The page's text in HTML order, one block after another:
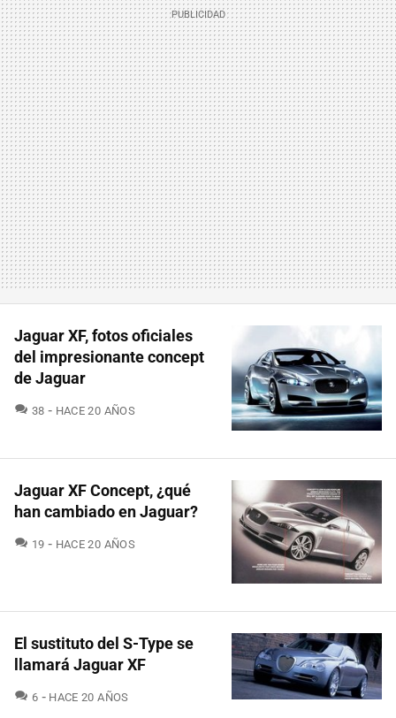
Jaguar XF, fotos oficiales
del impresionante concept
de Jaguar
38 COMENTARIOS
HACE 20 AÑOS
Jaguar XF Concept, ¿qué
han cambiado en Jaguar?
19 COMENTARIOS
HACE 20 AÑOS
El sustituto del S-Type se
llamará Jaguar XF
6 COMENTARIOS
HACE 20 AÑOS